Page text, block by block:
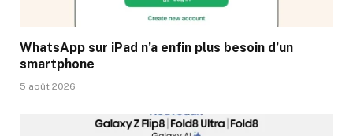
WhatsApp sur iPad n’a enfin plus besoin d’un
smartphone
5 août 2026